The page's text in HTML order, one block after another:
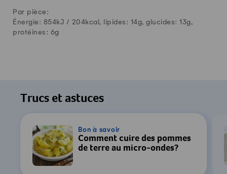
Par pièce:
Énergie: 854kJ / 204kcal, lipides: 14g, glucides: 13g,
protéines: 6g
Trucs et astuces
Bon à savoir
Comment cuire des pommes
de terre au micro-ondes?